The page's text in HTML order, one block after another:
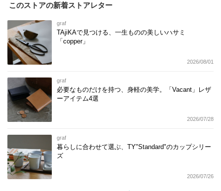
このストアの新着ストアレター
graf
TAjiKAで見つける、一生ものの美しいハサミ
「copper」
2026/08/01
graf
必要なものだけを持つ、身軽の美学。「Vacant」レザ
ーアイテム4選
2026/07/28
graf
暮らしに合わせて選ぶ、TY"Standard"のカップシリー
ズ
2026/07/26